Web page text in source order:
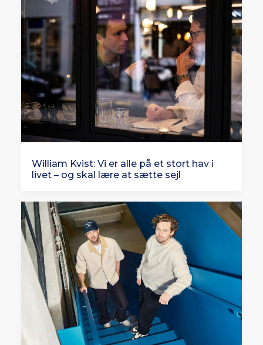
William Kvist: Vi er alle på et stort hav i
livet – og skal lære at sætte sejl